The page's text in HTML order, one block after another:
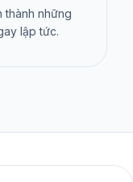
thành những
lập tức.